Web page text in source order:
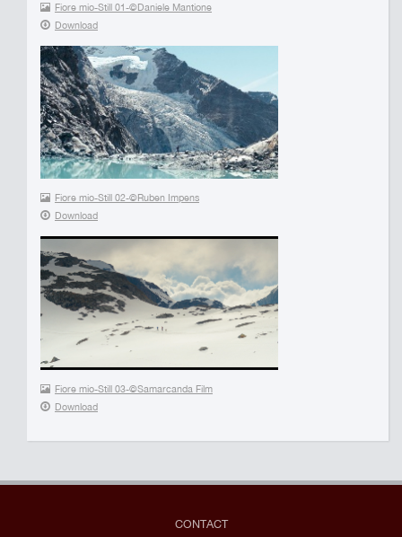
Fiore mio-Still 01-©Daniele Mantione
Download
Fiore mio-Still 02-©Ruben Impens
Download
Fiore mio-Still 03-©Samarcanda Film
Download
CONTACT